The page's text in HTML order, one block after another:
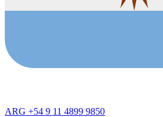
ARG +54 9 11 4899 9850